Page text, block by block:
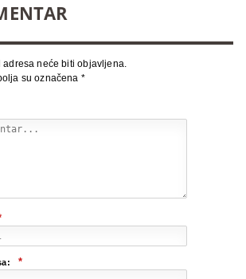
adresa neće biti objavljena.
su označena *
*